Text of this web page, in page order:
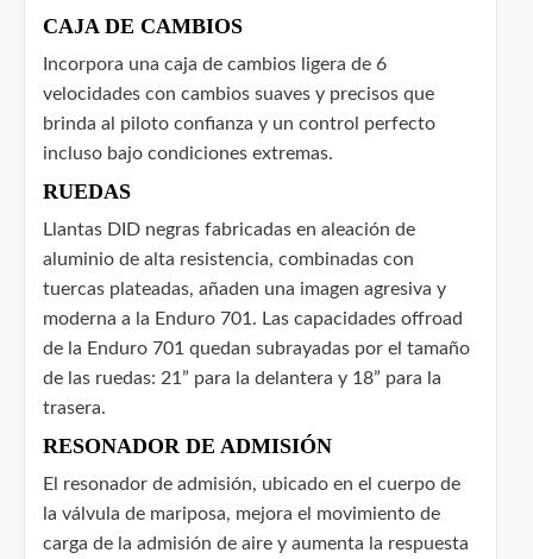
CAJA DE CAMBIOS
Incorpora una caja de cambios ligera de 6
velocidades con cambios suaves y precisos que
brinda al piloto confianza y un control perfecto
incluso bajo condiciones extremas.
RUEDAS
Llantas DID negras fabricadas en aleación de
aluminio de alta resistencia, combinadas con
tuercas plateadas, añaden una imagen agresiva y
moderna a la Enduro 701. Las capacidades offroad
de la Enduro 701 quedan subrayadas por el tamaño
de las ruedas: 21” para la delantera y 18” para la
trasera.
RESONADOR DE ADMISIÓN
El resonador de admisión, ubicado en el cuerpo de
la válvula de mariposa, mejora el movimiento de
carga de la admisión de aire y aumenta la respuesta